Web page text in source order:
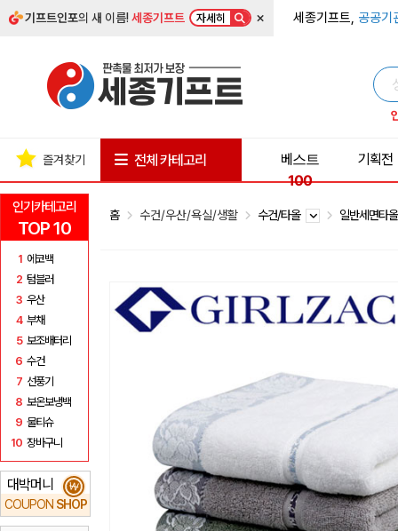
기프트인포의 새 이름!세종기프트 자세히 × 세종기프트, 공공기
인기카테고리
TOP 10
1 에코백
2 텀블러
3 우산
4 부채
5 보조배터리
6 수건
7 선풍기
8 보온보냉백
9 물티슈
10 장바구니
대박머니
COUPON SHOP
₩
즐겨찾기 전체 카테고리
베스트
100
기획전
홈 수건/우산/욕실/생활 수건/타올 일반세면타